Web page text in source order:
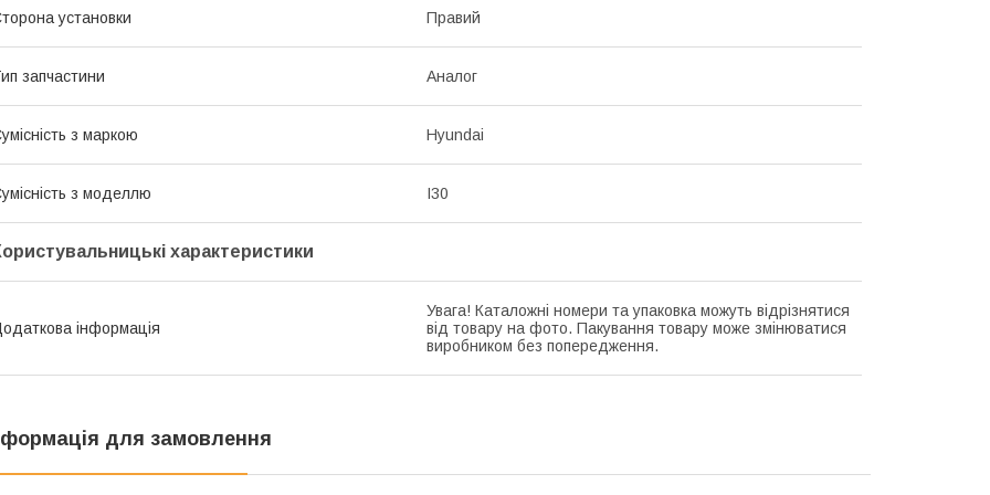
установки Правий
запчастини Аналог
з маркою Hyundai
з моделлю I30
характеристики
інформація
Увага! Каталожні номери та упаковка можуть відрізнятися
від товару на фото. Пакування товару може змінюватися
виробником без попередження.
для замовлення